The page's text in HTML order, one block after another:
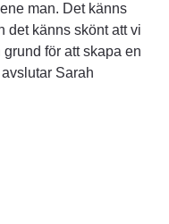
man. Det känns
det känns skönt att vi
för att skapa en
Sarah
annan webbplats,
öppnas i nytt
webbplats, öppnas